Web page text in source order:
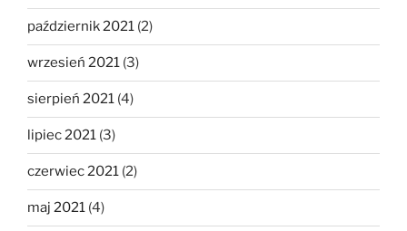
październik 2021 (2)
wrzesień 2021 (3)
sierpień 2021 (4)
lipiec 2021 (3)
czerwiec 2021 (2)
maj 2021 (4)